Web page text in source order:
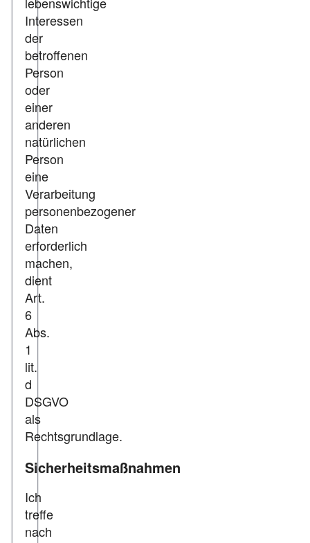
Interessen
der
betroffenen
Person
oder
einer
anderen
natürlichen
Person
eine
Verarbeitung
personenbezogener
Daten
erforderlich
machen,
dient
Art.
6
Abs.
1
lit.
d
DSGVO
als
Rechtsgrundlage.
Sicherheitsmaßnahmen
Ich
treffe
nach